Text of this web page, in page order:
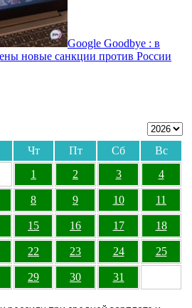
Google Goodbye : в
новые санкции против России
Чт Пт Сб
Вс
1
2 3 4
8 9 10 11
15 16 17 18
22 23 24 25
29 30 31